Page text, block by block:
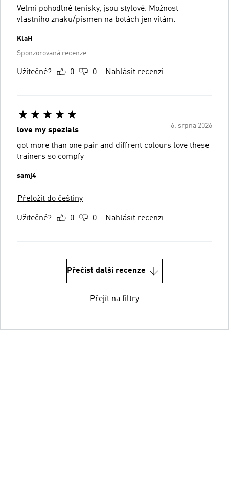
Velmi pohodlné tenisky, jsou stylové. Možnost
vlastního znaku/písmen na botách jen vítám.
KlaH
Sponzorovaná recenze
Užitečné? 0 0 Nahlásit recenzi
6. srpna 2026
love my spezials
got more than one pair and diffrent colours love these
trainers so compfy
samj4
Přeložit do češtiny
Užitečné? 0 0 Nahlásit recenzi
Přečíst další recenze
Přejít na filtry